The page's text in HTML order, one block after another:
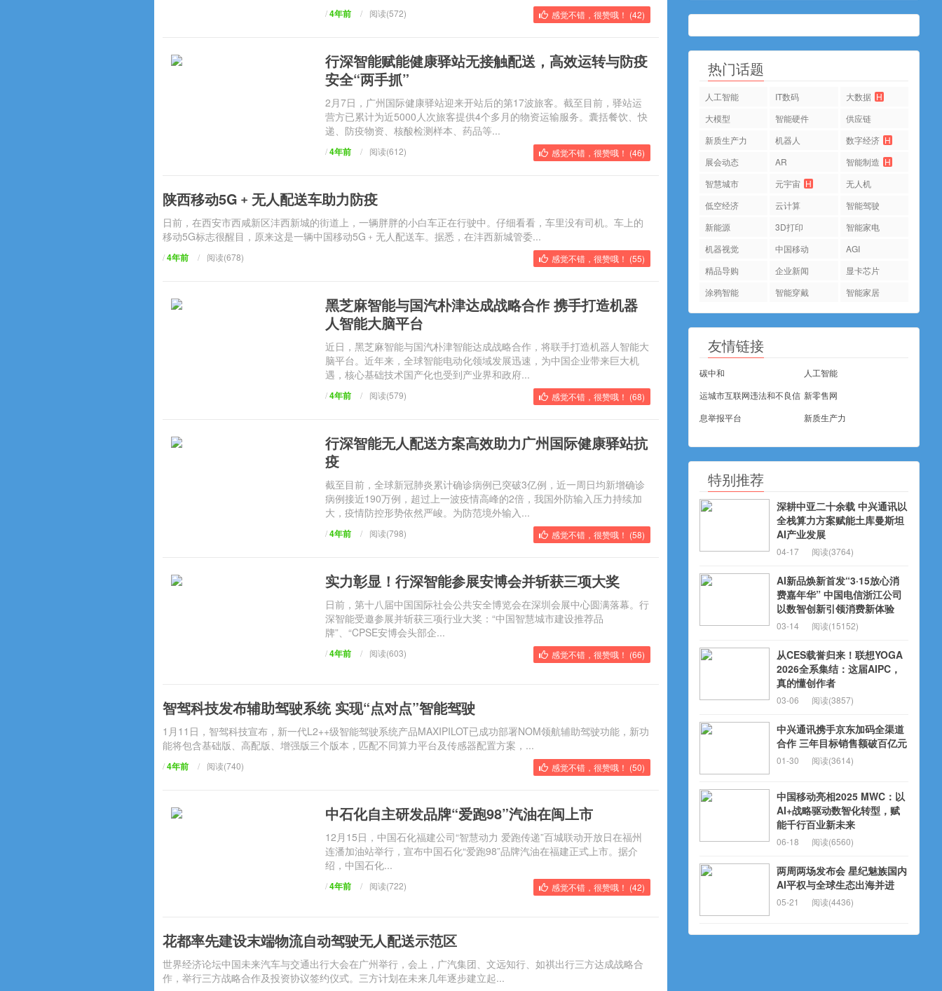
/4年前 / 感觉不错，很赞哦！ (42)
阅读(572)
行深智能赋能健康驿站无接触配送，高效运转与防疫
安全“两手抓”
2月7日，广州国际健康驿站迎来开站后的第17波旅客。截至目前，驿站运
营方已累计为近5000人次旅客提供4个多月的物资运输服务。囊括餐饮、快
递、防疫物资、核酸检测样本、药品等...
/4年前 / 感觉不错，很赞哦！ (46)
阅读(612)
陕西移动5G﹢无人配送车助力防疫
日前，在西安市西咸新区沣西新城的街道上，一辆胖胖的小白车正在行驶中。仔细看看，车里没有司机。车上的
移动5G标志很醒目，原来这是一辆中国移动5G﹢无人配送车。据悉，在沣西新城管委...
/4年前 / 感觉不错，很赞哦！ (55)
阅读(678)
黑芝麻智能与国汽朴津达成战略合作 携手打造机器
人智能大脑平台
近日，黑芝麻智能与国汽朴津智能达成战略合作，将联手打造机器人智能大
脑平台。近年来，全球智能电动化领域发展迅速，为中国企业带来巨大机
遇，核心基础技术国产化也受到产业界和政府...
/4年前 / 感觉不错，很赞哦！ (68)
阅读(579)
行深智能无人配送方案高效助力广州国际健康驿站抗
疫
截至目前，全球新冠肺炎累计确诊病例已突破3亿例，近一周日均新增确诊
病例接近190万例，超过上一波疫情高峰的2倍，我国外防输入压力持续加
大，疫情防控形势依然严峻。为防范境外输入...
/4年前 / 感觉不错，很赞哦！ (58)
阅读(798)
实力彰显！行深智能参展安博会并斩获三项大奖
日前，第十八届中国国际社会公共安全博览会在深圳会展中心圆满落幕。行
深智能受邀参展并斩获三项行业大奖：“中国智慧城市建设推荐品
牌”、“CPSE安博会头部企...
/4年前 / 感觉不错，很赞哦！ (66)
阅读(603)
智驾科技发布辅助驾驶系统 实现“点对点”智能驾驶
1月11日，智驾科技宣布，新一代L2++级智能驾驶系统产品MAXIPILOT已成功部署NOM领航辅助驾驶功能，新功
能将包含基础版、高配版、增强版三个版本，匹配不同算力平台及传感器配置方案，...
/4年前 / 感觉不错，很赞哦！ (50)
阅读(740)
中石化自主研发品牌“爱跑98”汽油在闽上市
12月15日，中国石化福建公司“智慧动力 爱跑传递”百城联动开放日在福州
连潘加油站举行，宣布中国石化“爱跑98”品牌汽油在福建正式上市。据介
绍，中国石化...
/4年前 / 感觉不错，很赞哦！ (42)
阅读(722)
花都率先建设末端物流自动驾驶无人配送示范区
世界经济论坛中国未来汽车与交通出行大会在广州举行，会上，广汽集团、文远知行、如祺出行三方达成战略合
作，举行三方战略合作及投资协议签约仪式。三方计划在未来几年逐步建立起...
热门话题
人工智能 IT数码 大数据 H
大模型
智能硬件
供应链
新质生产力
机器人 数字经济 H
展会动态
AR 智能制造 H
智慧城市
元宇宙 H
无人机
低空经济
云计算
智能驾驶
新能源
3D打印
智能家电
机器视觉
中国移动
AGI
精品导购
企业新闻
显卡芯片
涂鸦智能
智能穿戴 智能家居
友情链接
碳中和
人工智能
运城市互联网违法和不良信
息举报平台
新零售网
新质生产力
特别推荐
深耕中亚二十余载 中兴通讯以
全栈算力方案赋能土库曼斯坦
AI产业发展
04-17 阅读(3764)
AI新品焕新首发“3·15放心消
费嘉年华” 中国电信浙江公司
以数智创新引领消费新体验
03-14 阅读(15152)
从CES载誉归来！联想YOGA
2026全系集结：这届AIPC，
真的懂创作者
03-06 阅读(3857)
中兴通讯携手京东加码全渠道
合作 三年目标销售额破百亿元
01-30 阅读(3614)
中国移动亮相2025 MWC：以
AI+战略驱动数智化转型，赋
能千行百业新未来
06-18 阅读(6560)
两周两场发布会 星纪魅族国内
AI平权与全球生态出海并进
05-21 阅读(4436)